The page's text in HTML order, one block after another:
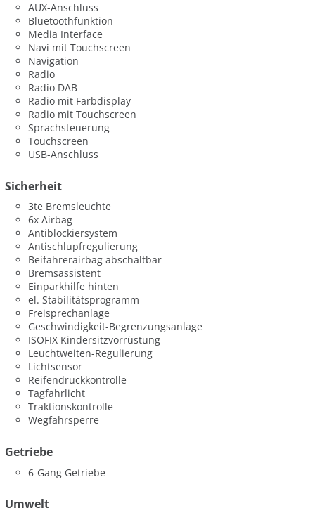
AUX-Anschluss
Bluetoothfunktion
Media Interface
Navi mit Touchscreen
Navigation
Radio
Radio DAB
Radio mit Farbdisplay
Radio mit Touchscreen
Sprachsteuerung
Touchscreen
USB-Anschluss
Sicherheit
3te Bremsleuchte
6x Airbag
Antiblockiersystem
Antischlupfregulierung
Beifahrerairbag abschaltbar
Bremsassistent
Einparkhilfe hinten
el. Stabilitätsprogramm
Freisprechanlage
Geschwindigkeit-Begrenzungsanlage
ISOFIX Kindersitzvorrüstung
Leuchtweiten-Regulierung
Lichtsensor
Reifendruckkontrolle
Tagfahrlicht
Traktionskontrolle
Wegfahrsperre
Getriebe
6-Gang Getriebe
Umwelt